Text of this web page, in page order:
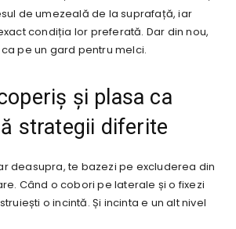
de umezeală de la suprafață, iar
condiția lor preferată. Dar din nou,
pe un gard pentru melci.
și plasa ca
strategii diferite
deasupra, te bazezi pe excluderea din
Când o cobori pe laterale și o fixezi
o incintă. Și incinta e un alt nivel